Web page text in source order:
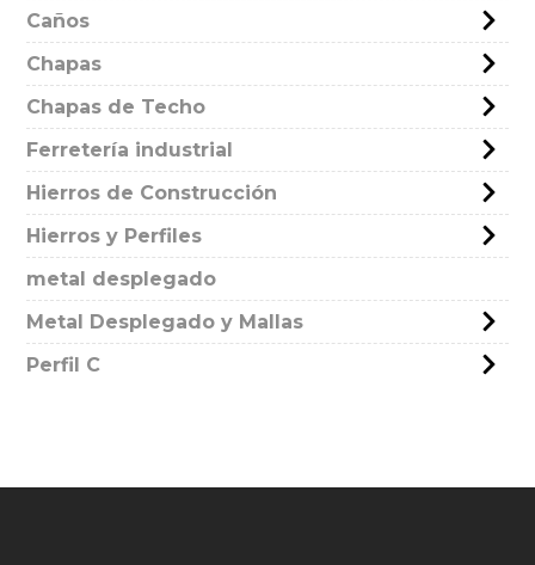
Caños
Chapas
Chapas de Techo
Ferretería industrial
Hierros de Construcción
Hierros y Perfiles
metal desplegado
Metal Desplegado y Mallas
Perfil C